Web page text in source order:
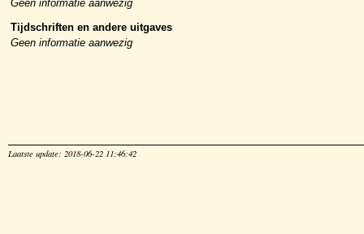
Geen informatie aanwezig
Tijdschriften en andere uitgaves
Geen informatie aanwezig
Laatste update: 2018-06-22 11:46:42